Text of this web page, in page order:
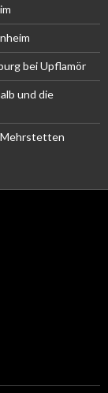
bei Upflamör
und die
Mehrstetten